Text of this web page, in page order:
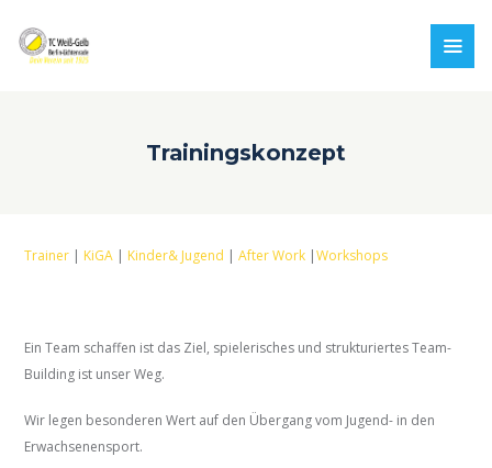
Trainingskonzept
Trainer | KiGA | Kinder& Jugend |After Work |Workshops
Ein Team schaffen ist das Ziel, spielerisches und strukturiertes Team-
Building ist unser Weg.
Wir legen besonderen Wert auf den Übergang vom Jugend- in den
Erwachsenensport.